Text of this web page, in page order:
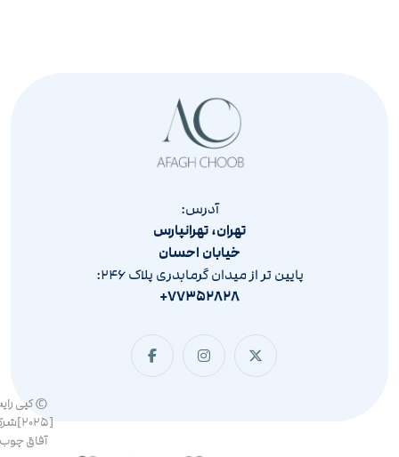
آدرس:
تهران، تهرانپارس
خیابان احسان
پایین تر از میدان گرمابدری پلاک ۲۴۶:
۷۷۳۵۲۸۲۸+
© کپی
آفاق